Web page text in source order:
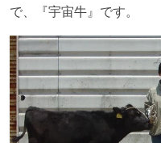
で、『宇宙牛』です。